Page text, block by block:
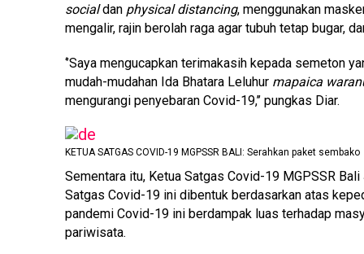
socialdan physical distancing, menggunakan
mengalir, rajin berolah raga agar tubuh tetap bugar,
‘’Saya mengucapkan terimakasih kepada semeton
mudah-mudahan Ida Bhatara Leluhur mapaica
mengurangi penyebaran Covid-19,’’ pungkas Diar.
KETUA SATGAS COVID-19 MGPSSR BALI: Serahkan paket sembako
Sementara itu, Ketua Satgas Covid-19 MGPSSR
Satgas Covid-19 ini dibentuk berdasarkan atas
pandemi Covid-19 ini berdampak luas terhadap
pariwisata.